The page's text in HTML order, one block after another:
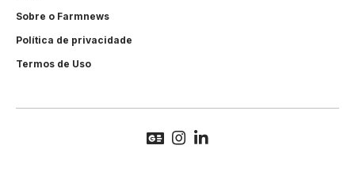
Sobre o Farmnews
Política de privacidade
Termos de Uso